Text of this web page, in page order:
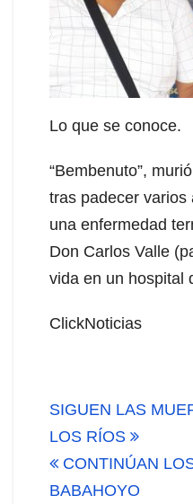
Lo que se conoce.
“Bembenuto”,
tras padecer varios
una enfermedad
Don Carlos Valle
vida en un hospital
ClickNoticias
de
entradas
SIGUEN LAS
LOS RÍOS
CONTINÚAN
BABAHOYO